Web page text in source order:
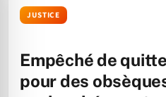
JUSTICE
Empêché de
pour des